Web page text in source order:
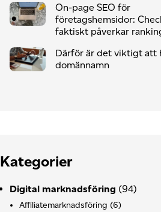
On-page SEO för
företagshemsidor:
faktiskt påverkar
Därför är det viktigt att
domännamn
Kategorier
Digital marknadsföring (94)
Affiliatemarknadsföring (6)